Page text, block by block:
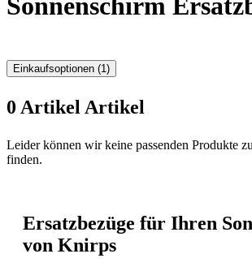
Sonnenschirm
Einkaufsoptionen (1)
0 Artikel Artikel
Zur
Produktliste
Leider können wir keine passenden Produkte
finden.
Ersatzbezüge für Ihren
von Knirps